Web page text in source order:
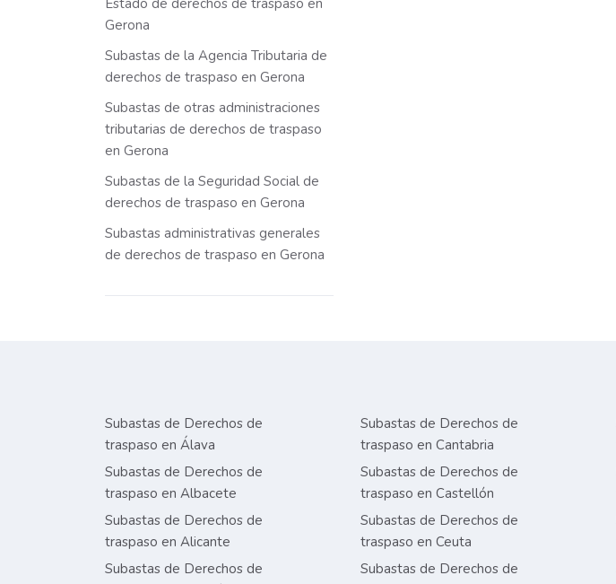
Estado de derechos de traspaso en
Gerona
Subastas de la Agencia Tributaria de
derechos de traspaso en Gerona
Subastas de otras administraciones
tributarias de derechos de traspaso
en Gerona
Subastas de la Seguridad Social de
derechos de traspaso en Gerona
Subastas administrativas generales
de derechos de traspaso en Gerona
Subastas de Derechos de
traspaso en Álava
Subastas de Derechos de
traspaso en Albacete
Subastas de Derechos de
traspaso en Alicante
Subastas de Derechos de
Subastas de Derechos de
traspaso en Cantabria
Subastas de Derechos de
traspaso en Castellón
Subastas de Derechos de
traspaso en Ceuta
Subastas de Derechos de